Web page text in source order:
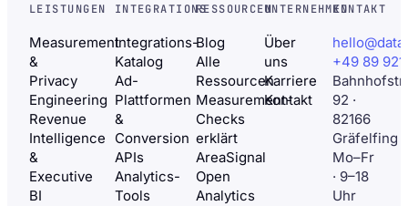
LEISTUNGEN
Measurement
&
Privacy
Engineering
Revenue
Intelligence
&
Executive
BI
INTEGRATIONS
Integrations-
Katalog
Ad-
Plattformen
&
Conversion
APIs
Analytics-
Tools
RESSOURCEN
Blog
Alle
Ressourcen
Measurement-
Checks
erklärt
AreaSignal
Open
Analytics
UNTERNEHMEN
Über
uns
Karriere
Kontakt
KONTAKT
+49 89
92 ·
82166
Gräfelfing
Mo–Fr
· 9–18
Uhr